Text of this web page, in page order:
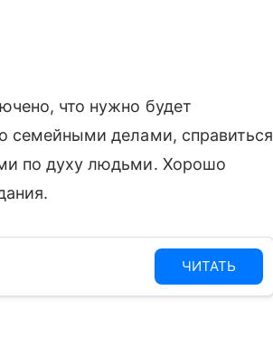
что нужно будет
семейными делами, справиться
по духу людьми. Хорошо
ЧИТАТЬ